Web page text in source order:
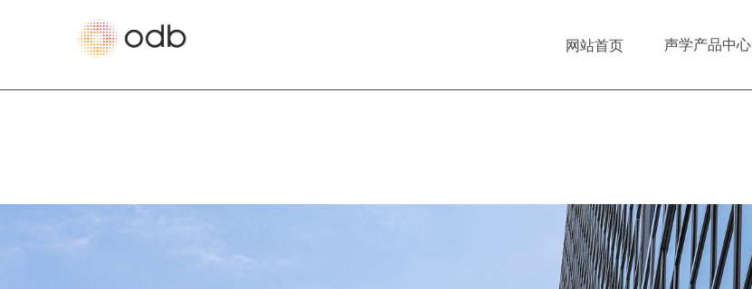
网站首页 声学产品中心